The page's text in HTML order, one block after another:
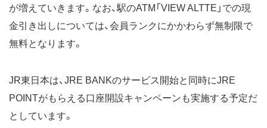
が増えていきます。なお、駅のATM「VIEW ALTTE」での現
金引き出しについては、会員ランクにかかわらず無制限で
無料となります。
JR東日本は、JRE BANKのサービス開始と同時にJRE
POINTがもらえる口座開設キャンペーンも実施する予定だ
としています。